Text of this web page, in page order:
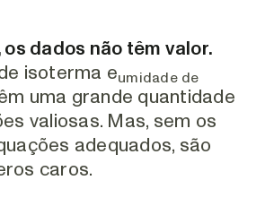
dados não têm valor.
isoterma eumidade de
uma grande quantidade
valiosas. Mas, sem os
adequados, são
caros.